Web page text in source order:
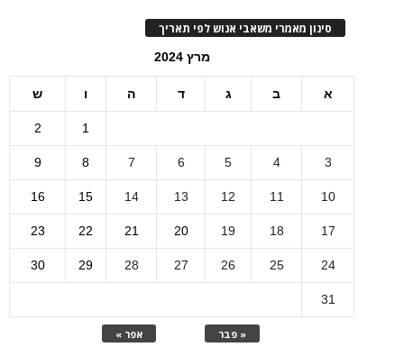
סינון מאמרי משאבי אנוש לפי תאריך
מרץ 2024
א ב ג ד ה ו ש
« פבר אפר »
1
2
3
4
5
6
7
8
9
10
11
12
13
14
15
16
17
18
19
20
21
22
23
24
25
26
27
28
29
30
31